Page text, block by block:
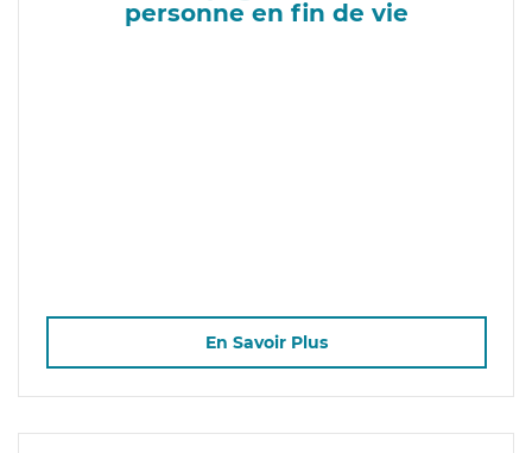
personne en fin de vie
En Savoir Plus